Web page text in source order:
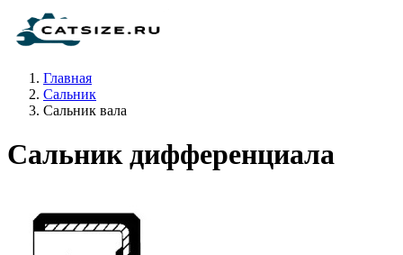
Главная
Сальник
Сальник вала
Сальник дифференциала